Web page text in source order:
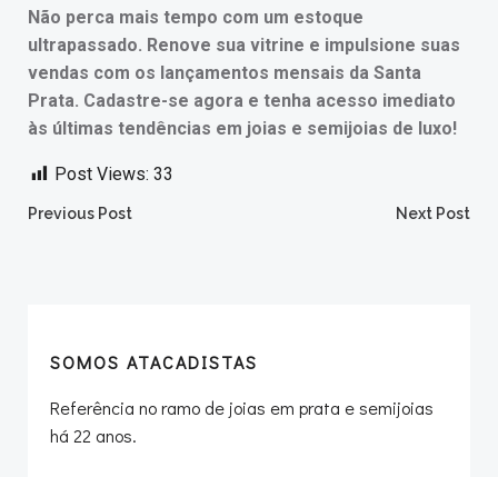
Não perca mais tempo com um estoque
ultrapassado. Renove sua vitrine e impulsione suas
vendas com os lançamentos mensais da Santa
Prata. Cadastre-se agora e tenha acesso imediato
às últimas tendências em joias e semijoias de luxo!
Post Views: 33
Post
Previous Post Next Post
SOMOS ATACADISTAS
Referência no ramo de joias em prata e semijoias
há 22 anos.